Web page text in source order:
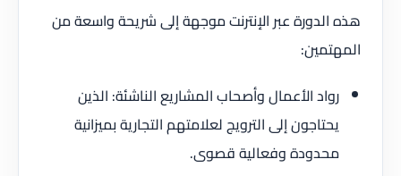
هذه الدورة عبر الإنترنت موجهة إلى شريحة واسعة من
المهتمين:
رواد الأعمال وأصحاب المشاريع الناشئة: الذين
يحتاجون إلى الترويج لعلامتهم التجارية بميزانية
محدودة وفعالية قصوى.